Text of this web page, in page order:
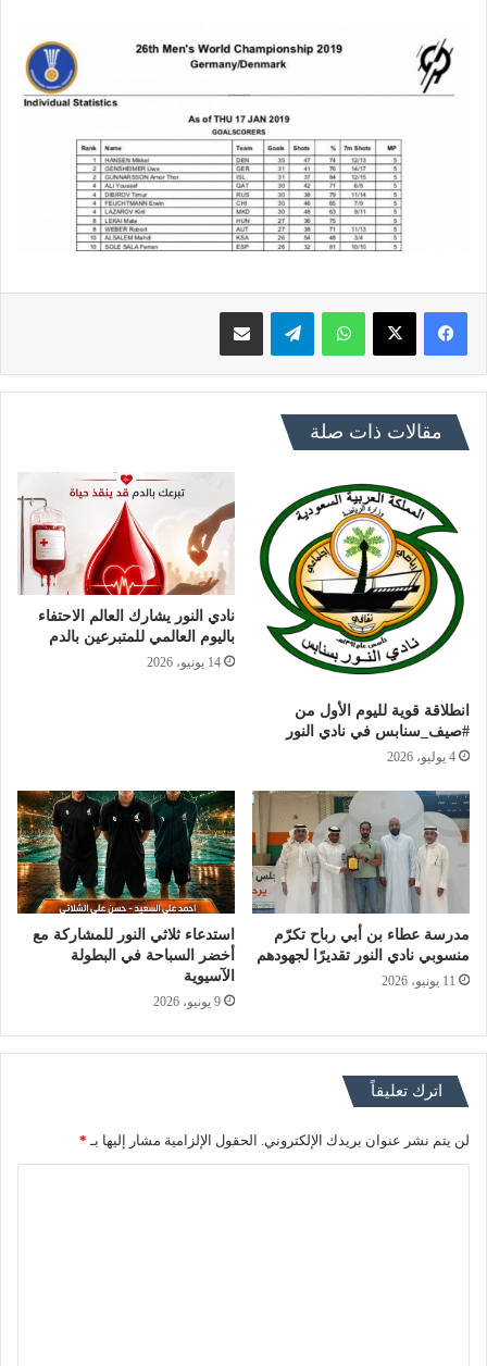
فيسبوك X واتساب تيلقرام
مقالات ذات صلة
انطلاقة قوية لليوم الأول من
#صيف_سنابس في نادي النور
4 يوليو، 2026
نادي النور يشارك العالم الاحتفاء
باليوم العالمي للمتبرعين بالدم
14 يونيو، 2026
مدرسة عطاء بن أبي رباح تكرّم
منسوبي نادي النور تقديرًا لجهودهم
11 يونيو، 2026
استدعاء ثلاثي النور للمشاركة مع
أخضر السباحة في البطولة
الآسيوية
9 يونيو، 2026
اترك تعليقاً
لن يتم نشر عنوان بريدك الإلكتروني. الحقول الإلزامية مشار إليها بـ *